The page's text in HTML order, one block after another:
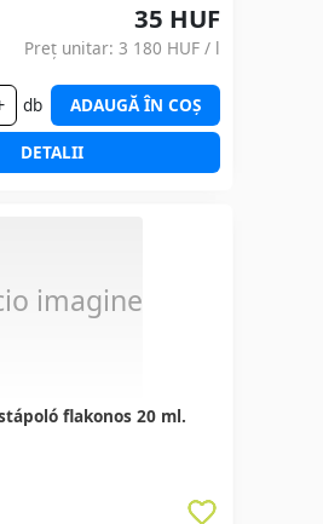
35 HUF
Preț unitar: 3 180 HUF / l
db ADAUGĂ ÎN COȘ
DETALII
imagine
flakonos 20 ml.